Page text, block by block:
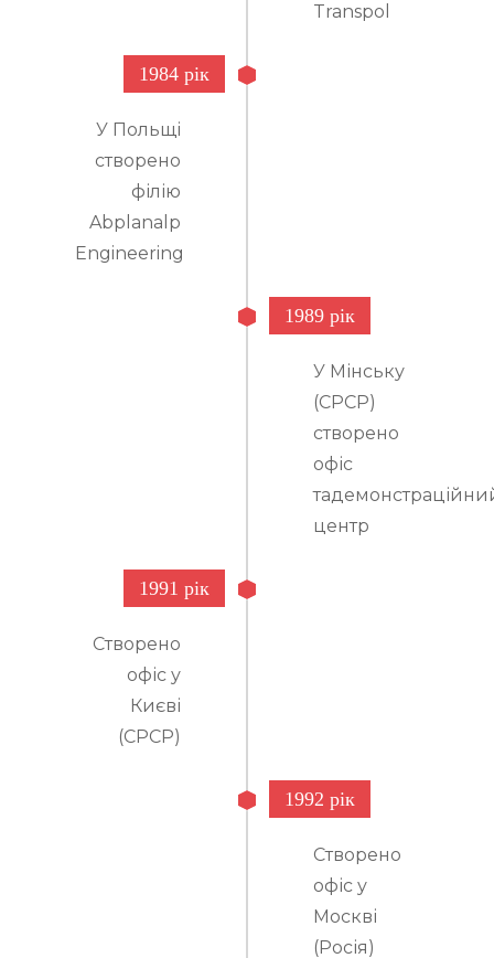
Transpol
1984 рік
У Польщі
створено
філію
Abplanalp
Engineering
1989 рік
У Мінську
(СРСР)
створено
офіс
центр
1991 рік
Створено
офіс у
Києві
(СРСР)
1992 рік
Створено
офіс у
Москві
(Росія)